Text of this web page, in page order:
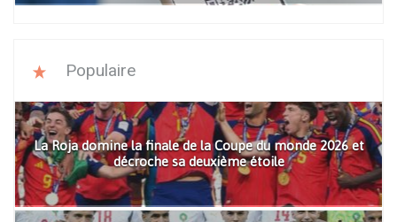
Populaire
La Roja domine la finale de la Coupe du monde 2026 et
décroche sa deuxième étoile